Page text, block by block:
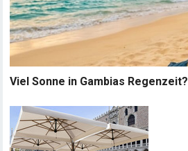
Viel Sonne in Gambias Regenzeit?